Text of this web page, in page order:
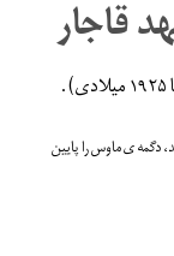
قاجار
دگمه ی ماوس را پایین